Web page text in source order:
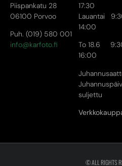
Piispankatu 28
06100 Porvoo
Puh. (019) 580 001
info@karfoto.fi
17:30
Lauantai
14:00
To 18.6
16:00
suljettu
© ALL RIGHTS